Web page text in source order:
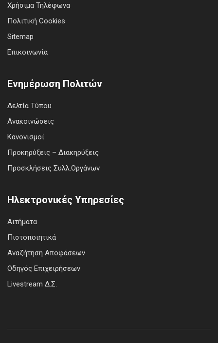
Χρήσιμα Τηλέφωνα
Πολιτική Cookies
Sitemap
Επικοινωνία
Ενημέρωση Πολιτών
Δελτία Τύπου
Ανακοινώσεις
Κανονισμοί
Προκηρύξεις – Διακηρύξεις
Προσκλήσεις Συλλ.Οργάνων
Ηλεκτρονικές Υπηρεσίες
Αιτήματα
Πιστοποιητικά
Αναζήτηση Αποφάσεων
Οδηγός Επιχειρήσεων
Livestream Δ.Σ.